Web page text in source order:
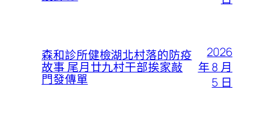
森和診所健檢湖北村落的防疫
故事 尾月廿九村干部挨家敲
門發傳單
2026
年 8 月
5 日